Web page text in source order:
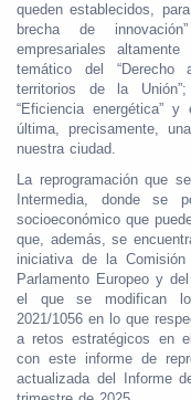
queden establecidos,
brecha de
empresariales
temático del “Derecho
territorios de la
“Eficiencia energética”
última, precisamente,
nuestra ciudad.
La reprogramación que
Intermedia, donde se
socioeconómico que
que, además, se
iniciativa de la Comisión
Parlamento Europeo y
el que se modifican
2021/1056 en lo que
a retos estratégicos en
con este informe de
actualizada del Informe